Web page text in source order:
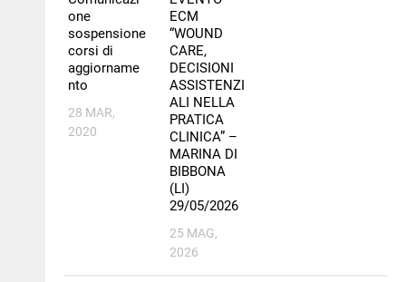
one
sospensione
corsi di
aggiorname
nto
28 MAR,
2020
ECM
“WOUND
CARE,
DECISIONI
ASSISTENZI
ALI NELLA
PRATICA
CLINICA” –
MARINA DI
BIBBONA
(LI)
29/05/2026
25 MAG,
2026